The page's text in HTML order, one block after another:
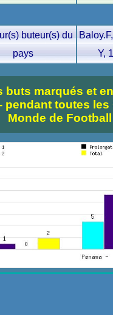
buteur(s) du
pays
Y,
buts marqués et
pendant toutes
Monde de Football